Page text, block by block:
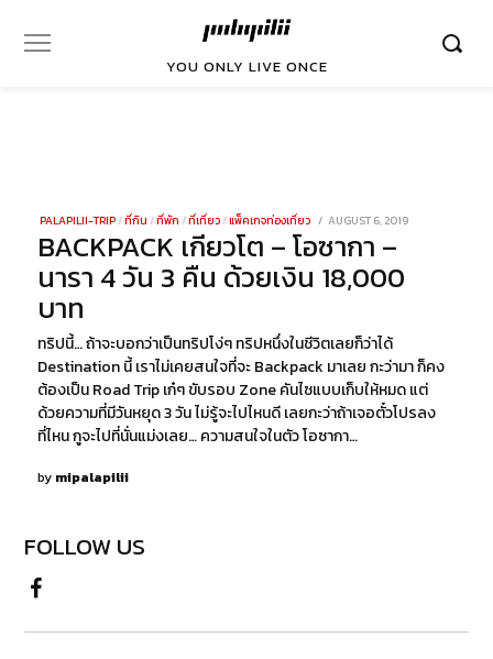
YOU ONLY LIVE ONCE
PALAPILII-TRIP /ที่กิน /ที่พัก /ที่เที่ยว /แพ็คเกจท่องเที่ยว
POSTED
AUGUST 6, 2019
BACKPACK เกียวโต – โอซากา –
นารา 4 วัน 3 คืน ด้วยเงิน 18,000
บาท
ทริปนี้… ถ้าจะบอกว่าเป็นทริปโง่ๆ ทริปหนึ่งในชีวิตเลยก็ว่าได้
Destination นี้ เราไม่เคยสนใจที่จะ Backpack มาเลย กะว่ามา ก็คง
ต้องเป็น Road Trip เก๋ๆ ขับรอบ Zone คันไซแบบเก็บให้หมด แต่
ด้วยความที่มีวันหยุด 3 วัน ไม่รู้จะไปไหนดี เลยกะว่าถ้าเจอตั๋วโปรลง
ที่ไหน กูจะไปที่นั่นแม่งเลย… ความสนใจในตัว โอซากา…
by mipalapilii
FOLLOW US